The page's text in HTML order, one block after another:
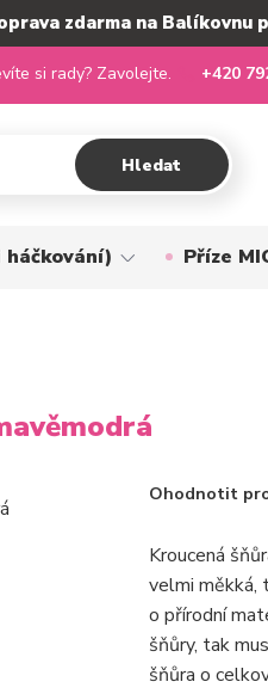
zdarma na Balíkovnu
Hledat
si rady? Zavolejte. +420
Příze
Ohodnotit
Kroucená
velmi měkká,
o přírodní
šňůry, tak
šňůra o